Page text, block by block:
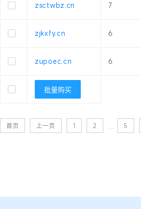
zsctwbz.cn 7
zjkxfy.cn 6
zupoec.cn 6
批量购买
首页 上一页 1 2 5